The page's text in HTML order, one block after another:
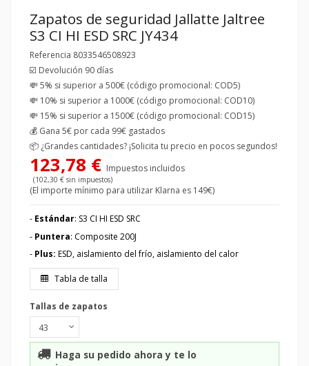
Zapatos de seguridad Jallatte Jaltree
S3 CI HI ESD SRC JY434
Referencia 8033546508923
☑️ Devolución 90 días
💸 5% si superior a 500€ (código promocional: COD5)
💸 10% si superior a 1000€ (código promocional: COD10)
💸 15% si superior a 1500€ (código promocional: COD15)
💰 Gana 5€ por cada 99€ gastados
📦 ¿Grandes cantidades? ¡Solicita tu precio en pocos segundos!
123,78 € Impuestos incluidos
(102,30 € sin impuestos)
(El importe mínimo para utilizar Klarna es 149€)
- Estándar: S3 CI HI ESD SRC
- Puntera: Composite 200J
- Plus: ESD, aislamiento del frío, aislamiento del calor
Tabla de talla
Tallas de zapatos
Haga su pedido ahora y te lo